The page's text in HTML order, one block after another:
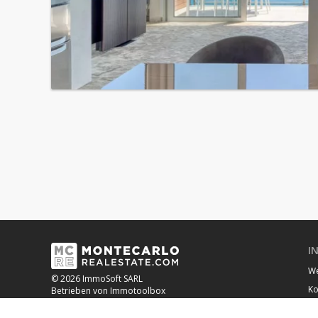
© 2026 ImmoSoft SARL
Betrieben von Immotoolbox